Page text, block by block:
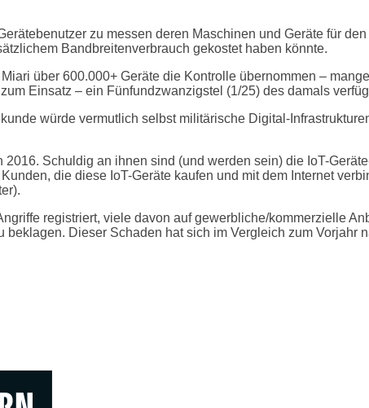
zu messen deren Maschinen und Geräte für
Bandbreitenverbrauch gekostet haben könnte.
über 600.000+ Geräte die Kontrolle übernommen –
Einsatz – ein Fünfundzwanzigstel (1/25) des damals
würde vermutlich selbst militärische Digital-
Schuldig an ihnen sind (und werden sein) die IoT-
die diese IoT-Geräte kaufen und mit dem Internet
registriert, viele davon auf gewerbliche/kommerzielle
Dieser Schaden hat sich im Vergleich zum Vorjahr